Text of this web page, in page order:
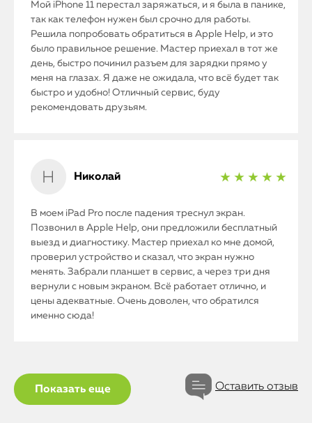
iPhone
MacBook
iMac
Mac Mini
О нас
Контакты
Статьи
Мой iPhone 11 перестал заряжаться, и я была в панике,
так как телефон нужен был срочно для работы.
Решила попробовать обратиться в Apple Help, и это
было правильное решение. Мастер приехал в тот же
день, быстро починил разъем для зарядки прямо у
меня на глазах. Я даже не ожидала, что всё будет так
быстро и удобно! Отличный сервис, буду
рекомендовать друзьям.
Николай ★ ★ ★ ★ ★
В моем iPad Pro после падения треснул экран.
Позвонил в Apple Help, они предложили бесплатный
выезд и диагностику. Мастер приехал ко мне домой,
проверил устройство и сказал, что экран нужно
менять. Забрали планшет в сервис, а через три дня
вернули с новым экраном. Всё работает отлично, и
цены адекватные. Очень доволен, что обратился
именно сюда!
Показать еще Оставить отзыв